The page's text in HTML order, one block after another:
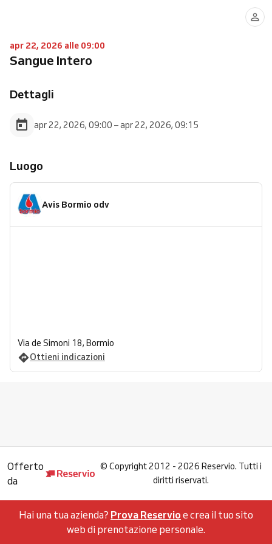
apr 22, 2026 alle 09:00
Sangue Intero
Dettagli
apr 22, 2026, 09:00 – apr 22, 2026, 09:15
Luogo
Avis Bormio odv
Via de Simoni 18, Bormio
Ottieni indicazioni
Offerto
da
© Copyright 2012 - 2026 Reservio. Tutti i
diritti riservati.
Hai una tua azienda? Prova Reservio e crea il tuo sito
web di prenotazione personale.